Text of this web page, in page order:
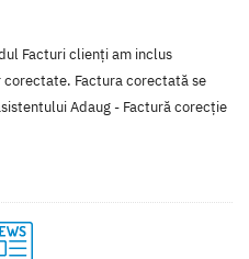
Facturi clienți am inclus
Factura corectată se
Adaug - Factură corecție